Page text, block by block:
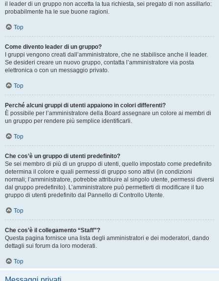
il leader di un gruppo non accetta la tua richiesta, sei pregato di non assillarlo:
probabilmente ha le sue buone ragioni.
Top
Come divento leader di un gruppo?
I gruppi vengono creati dall’amministratore, che ne stabilisce anche il leader.
Se desideri creare un nuovo gruppo, contatta l’amministratore via posta
elettronica o con un messaggio privato.
Top
Perché alcuni gruppi di utenti appaiono in colori differenti?
È possibile per l’amministratore della Board assegnare un colore ai membri di
un gruppo per rendere più semplice identificarli.
Top
Che cos’è un gruppo di utenti predefinito?
Se sei membro di più di un gruppo di utenti, quello impostato come predefinito
determina il colore e quali permessi di gruppo sono attivi (in condizioni
normali; l’amministratore, potrebbe attribuire al singolo utente, permessi diversi
dal gruppo predefinito). L’amministratore può permetterti di modificare il tuo
gruppo di utenti predefinito dal Pannello di Controllo Utente.
Top
Che cos’è il collegamento “Staff”?
Questa pagina fornisce una lista degli amministratori e dei moderatori, dando
dettagli sui forum da loro moderati.
Top